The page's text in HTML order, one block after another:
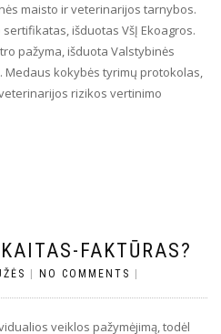
maisto ir veterinarijos tarnybos.
išduotas VšĮ Ekoagros.
pažyma, išduota Valstybinės
kokybės tyrimų protokolas,
rizikos vertinimo
FAKTŪRAS?
NO COMMENTS
veiklos pažymėjimą, todėl